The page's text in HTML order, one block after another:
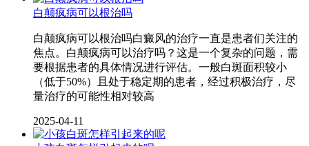
白颠疯病可以根治吗
白颠疯病可以根治吗白癜风的治疗一直是患者们关注的
焦点。白颠疯病可以治疗吗？这是一个复杂的问题，需
要根据患者的具体情况进行评估。一般白斑面积较小
（低于50%）且处于稳定期的患者，经过积极治疗，尽
量治疗的可能性相对较高
2025-04-11